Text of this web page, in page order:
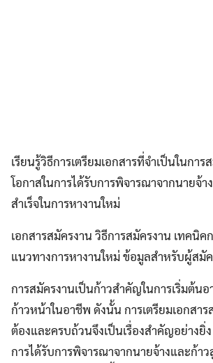
เรียนรู้วิธีการเตรียมเอกสารที่จำเป็นในการ
โอกาสในการได้รับการพิจารณาจากนายจ้า
สำเร็จในการหางานใหม่
เอกสารสมัครงาน วิธีการสมัครงาน เทคนิค
แนวทางการหางานใหม่ ข้อมูลสำหรับผู้สมั
การสมัครงานเป็นก้าวสำคัญในการเริ่มต้น
ก้าวหน้าในอาชีพ ดังนั้น การเตรียมเอกสา
ต้องและครบถ้วนจึงเป็นเรื่องสำคัญอย่างยิ่ง
การได้รับการพิจารณาจากนายจ้างและก้าว